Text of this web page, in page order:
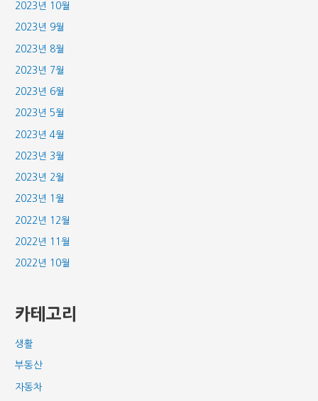
2023년 10월
2023년 9월
2023년 8월
2023년 7월
2023년 6월
2023년 5월
2023년 4월
2023년 3월
2023년 2월
2023년 1월
2022년 12월
2022년 11월
2022년 10월
카테고리
생활
부동산
자동차